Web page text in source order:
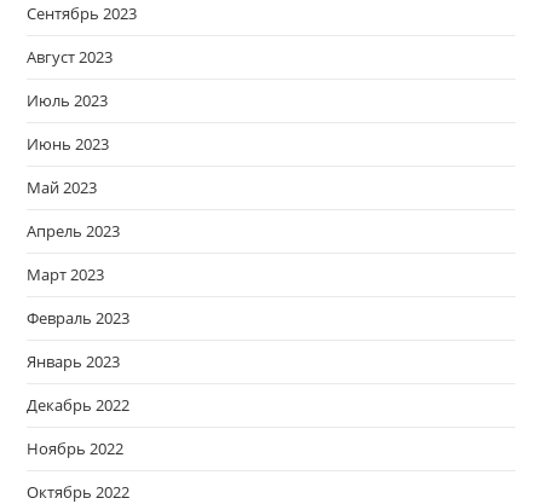
Сентябрь 2023
Август 2023
Июль 2023
Июнь 2023
Май 2023
Апрель 2023
Март 2023
Февраль 2023
Январь 2023
Декабрь 2022
Ноябрь 2022
Октябрь 2022